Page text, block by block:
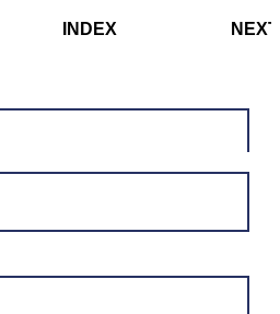
INDEX NEXT